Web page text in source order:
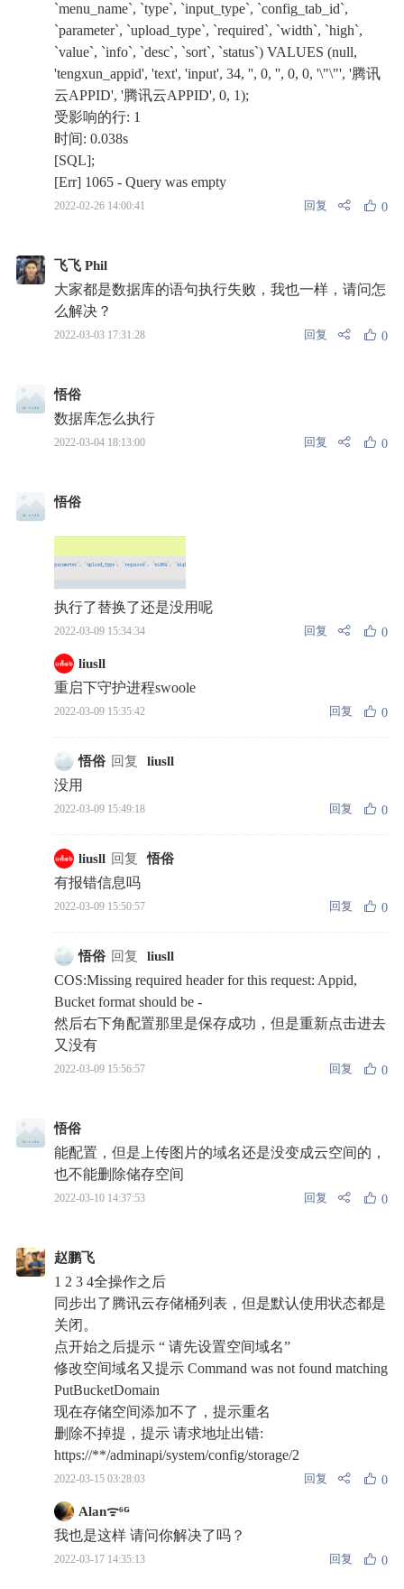
`menu_name`, `type`, `input_type`, `config_tab_id`,
`parameter`, `upload_type`, `required`, `width`, `high`,
`value`, `info`, `desc`, `sort`, `status`) VALUES (null,
'tengxun_appid', 'text', 'input', 34, '', 0, '', 0, 0, '\"\"', '腾讯
云APPID', '腾讯云APPID', 0, 1);
受影响的行: 1
时间: 0.038s
[SQL];
[Err] 1065 - Query was empty
2022-02-26 14:00:41 回复 0
飞飞 Phil
大家都是数据库的语句执行失败，我也一样，请问怎
么解决？
2022-03-03 17:31:28 回复 0
悟俗
数据库怎么执行
2022-03-04 18:13:00 回复 0
悟俗
执行了替换了还是没用呢
2022-03-09 15:34:34 回复 0
liusll
重启下守护进程swoole
2022-03-09 15:35:42 回复 0
悟俗 回复 liusll
没用
2022-03-09 15:49:18 回复 0
liusll 回复 悟俗
有报错信息吗
2022-03-09 15:50:57 回复 0
悟俗 回复 liusll
COS:Missing required header for this request: Appid,
Bucket format should be -
然后右下角配置那里是保存成功，但是重新点击进去
又没有
2022-03-09 15:56:57 回复 0
悟俗
能配置，但是上传图片的域名还是没变成云空间的，
也不能删除储存空间
2022-03-10 14:37:53 回复 0
赵鹏飞
1 2 3 4全操作之后
同步出了腾讯云存储桶列表，但是默认使用状态都是
关闭。
点开始之后提示 “ 请先设置空间域名”
修改空间域名又提示 Command was not found matching
PutBucketDomain
现在存储空间添加不了，提示重名
删除不掉提，提示 请求地址出错:
https://**/adminapi/system/config/storage/2
2022-03-15 03:28:03 回复 0
Alanᯤ⁶ᴳ
我也是这样 请问你解决了吗？
2022-03-17 14:35:13 回复 0